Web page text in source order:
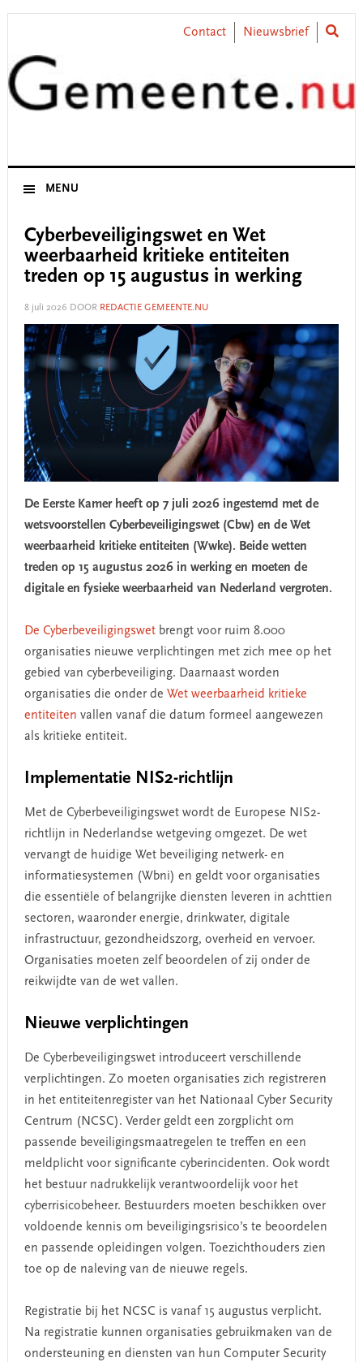
Skip
primary
navigation
Skip
content
Skip
primary
sidebar
Skip
footer
Contact Nieuwsbrief
MENU
Cyberbeveiligingswet en Wet
weerbaarheid kritieke entiteiten
treden op 15 augustus in werking
8 juli 2026 DOOR REDACTIE GEMEENTE.NU
De Eerste Kamer heeft op 7 juli 2026 ingestemd met de
wetsvoorstellen Cyberbeveiligingswet (Cbw) en de Wet
weerbaarheid kritieke entiteiten (Wwke). Beide wetten
treden op 15 augustus 2026 in werking en moeten de
digitale en fysieke weerbaarheid van Nederland vergroten.
De Cyberbeveiligingswetbrengt voor ruim 8.000
organisaties nieuwe verplichtingen met zich mee op het
gebied van cyberbeveiliging. Daarnaast worden
organisaties die onder de Wet weerbaarheid kritieke
entiteiten vallen vanaf die datum formeel aangewezen
als kritieke entiteit.
Implementatie NIS2-richtlijn
Met de Cyberbeveiligingswet wordt de Europese NIS2-
richtlijn in Nederlandse wetgeving omgezet. De wet
vervangt de huidige Wet beveiliging netwerk- en
informatiesystemen (Wbni) en geldt voor organisaties
die essentiële of belangrijke diensten leveren in achttien
sectoren, waaronder energie, drinkwater, digitale
infrastructuur, gezondheidszorg, overheid en vervoer.
Organisaties moeten zelf beoordelen of zij onder de
reikwijdte van de wet vallen.
Nieuwe verplichtingen
De Cyberbeveiligingswet introduceert verschillende
verplichtingen. Zo moeten organisaties zich registreren
in het entiteitenregister van het Nationaal Cyber Security
Centrum (NCSC). Verder geldt een zorgplicht om
passende beveiligingsmaatregelen te treffen en een
meldplicht voor significante cyberincidenten. Ook wordt
het bestuur nadrukkelijk verantwoordelijk voor het
cyberrisicobeheer. Bestuurders moeten beschikken over
voldoende kennis om beveiligingsrisico’s te beoordelen
en passende opleidingen volgen. Toezichthouders zien
toe op de naleving van de nieuwe regels.
Registratie bij het NCSC is vanaf 15 augustus verplicht.
Na registratie kunnen organisaties gebruikmaken van de
ondersteuning en diensten van hun Computer Security